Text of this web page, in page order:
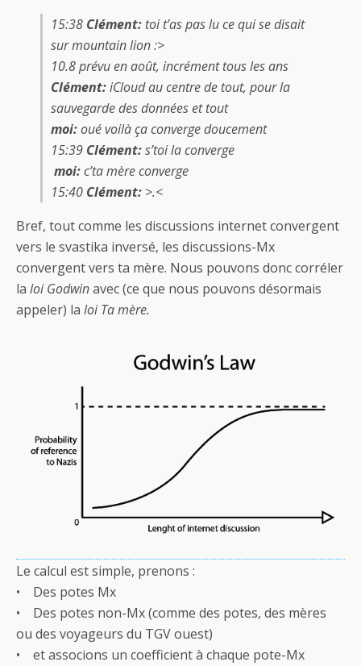
15:38 Clément: toi t’as pas lu ce qui se disait
sur mountain lion :>
10.8 prévu en août, incrément tous les ans
Clément:iCloud au centre de tout, pour la
sauvegarde des données et tout
moi:oué voilà ça converge doucement
15:39 Clément:s’toi la converge
moi:c’ta mère converge
15:40 Clément: >.<
Bref, tout comme les discussions internet convergent
vers le svastika inversé, les discussions-Mx
convergent vers ta mère. Nous pouvons donc corréler
la loi Godwinavec (ce que nous pouvons désormais
appeler) la loi Ta mère.
Le calcul est simple, prenons :
• Des potes Mx
• Des potes non-Mx (comme des potes, des mères
ou des voyageurs du TGV ouest)
• et associons un coefficient à chaque pote-Mx